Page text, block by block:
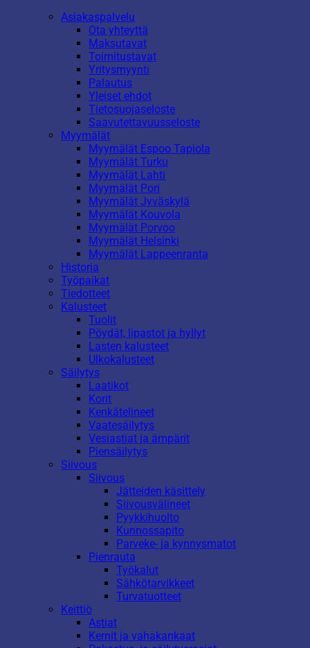
Asiakaspalvelu
Ota yhteyttä
Maksutavat
Toimitustavat
Yritysmyynti
Palautus
Yleiset ehdot
Tietosuojaseloste
Saavutettavuusseloste
Myymälät
Myymälät Espoo Tapiola
Myymälät Turku
Myymälät Lahti
Myymälät Pori
Myymälät Jyväskylä
Myymälät Kouvola
Myymälät Porvoo
Myymälät Helsinki
Myymälät Lappeenranta
Historia
Työpaikat
Tiedotteet
Kalusteet
Tuolit
Pöydät, lipastot ja hyllyt
Lasten kalusteet
Ulkokalusteet
Säilytys
Laatikot
Korit
Kenkätelineet
Vaatesäilytys
Vesiastiat ja ämpärit
Piensäilytys
Siivous
Siivous
Jätteiden käsittely
Siivousvälineet
Pyykkihuolto
Kunnossapito
Parveke- ja kynnysmatot
Pienrauta
Työkalut
Sähkötarvikkeet
Turvatuotteet
Keittiö
Astiat
Kernit ja vahakankaat